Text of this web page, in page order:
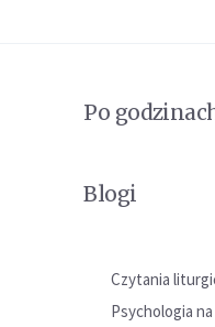
Po
Blogi
Czytania
Psychologia